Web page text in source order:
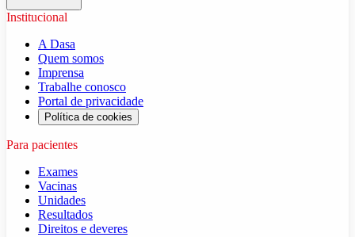
Institucional
A Dasa
Quem somos
Imprensa
Trabalhe conosco
Portal de privacidade
Política de cookies
Para pacientes
Exames
Vacinas
Unidades
Resultados
Direitos e deveres